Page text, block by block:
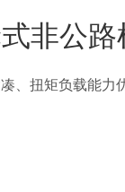
非公
扭矩负载能